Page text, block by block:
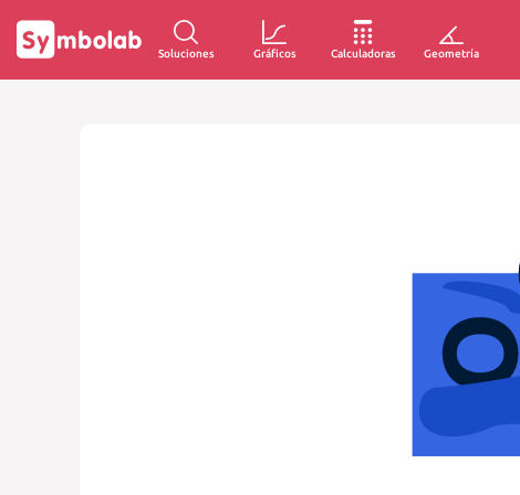
Soluciones Gráficos Calculadoras Geometría